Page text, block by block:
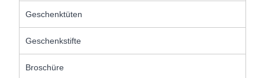
Geschenktüten
Geschenkstifte
Broschüre